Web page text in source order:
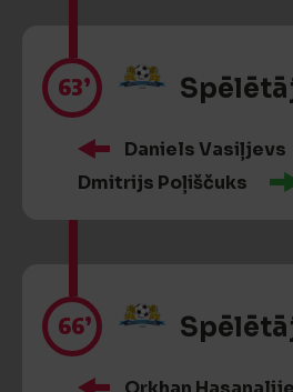
63’
Daniels Vasiļjevs
Dmitrijs Poļiščuks
66’